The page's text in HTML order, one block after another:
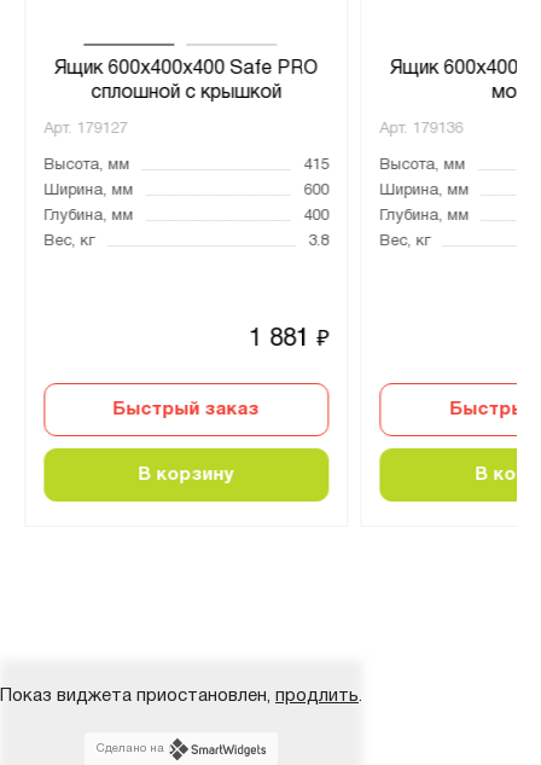
Ящик 600х400х400 Safe PRO
сплошной с крышкой
Арт. 179127
Высота, мм
415
Ширина, мм
600
Глубина, мм
400
Вес, кг
3.8
1 881₽
Быстрый заказ
В корзину
Ящик
Арт. 179136
Высота, мм
Ширина, мм
Глубина, мм
Вес, кг
Быстрый
В
Показ виджета приостановлен, продлить
Сделано на